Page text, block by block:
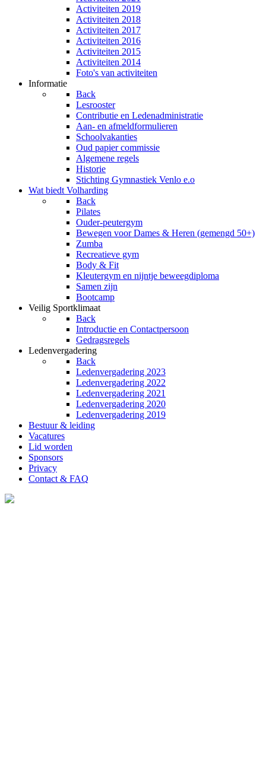
Activiteiten 2019
Activiteiten 2018
Activiteiten 2017
Activiteiten 2016
Activiteiten 2015
Activiteiten 2014
Foto's van activiteiten
Informatie
Back
Lesrooster
Contributie en Ledenadministratie
Aan- en afmeldformulieren
Schoolvakanties
Oud papier commissie
Algemene regels
Historie
Stichting Gymnastiek Venlo e.o
Wat biedt Volharding
Back
Pilates
Ouder-peutergym
Bewegen voor Dames & Heren (gemengd 50+)
Zumba
Recreatieve gym
Body & Fit
Kleutergym en nijntje beweegdiploma
Samen zijn
Bootcamp
Veilig Sportklimaat
Back
Introductie en Contactpersoon
Gedragsregels
Ledenvergadering
Back
Ledenvergadering 2023
Ledenvergadering 2022
Ledenvergadering 2021
Ledenvergadering 2020
Ledenvergadering 2019
Bestuur & leiding
Vacatures
Lid worden
Sponsors
Privacy
Contact & FAQ